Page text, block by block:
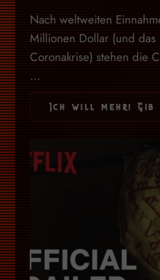
Nach weltweiten
Millionen Dollar (und das
Coronakrise) stehen die
...
Ich will mehr!